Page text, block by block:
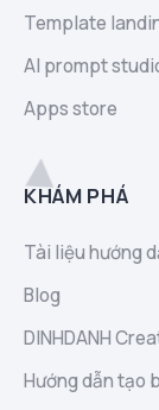
Template
AI prompt
Apps store
KHÁM PHÁ
Tài liệu hướng
Blog
DINHDANH
Hướng dẫn tạo